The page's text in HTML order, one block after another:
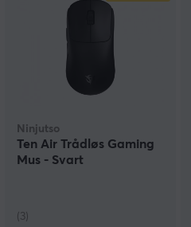
Ninjutso
Ten Air Trådløs Gaming
Mus - Svart
(3)